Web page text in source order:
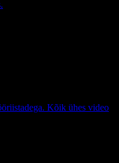
Kõik ühes video